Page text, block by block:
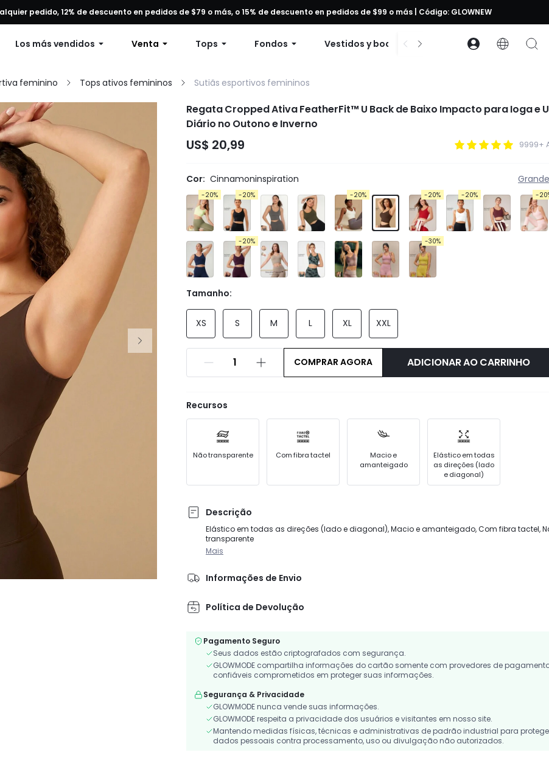
pedido, 12% de descuento en pedidos de $79 o más, o 15% de descuento en pedidos de $99 o más | Código: GLOWNEW
Envío gratuito en pedidos superiores a 49 dólares.
Los más vendidos Venta Tops Fondos Vestidos y bodies Accesorios
feminino Tops ativos femininos Sutiãs esportivos femininos
Regata Cropped Ativa FeatherFit™ U Back de Baixo Impacto para Ioga e
Diário no Outono e Inverno
US$ 20,99 9999+
Cor: Cinnamoninspiration
-20% -20% -20% -20% -20% -
-20% -30%
Tamanho:
XS S M L XL XXL
COMPRAR AGORA ADICIONAR AO CARRINHO
Recursos
Não transparente Com fibra tactel
Macio e
amanteigado
Elástico em todas
as direções (lado
e diagonal)
Descrição
Elástico em todas as direções (lado e diagonal), Macio e amanteigado, Com fibra tactel,
transparente
Mais
Informações de Envio
Política de Devolução
Pagamento Seguro
Seus dados estão criptografados com segurança.
GLOWMODE compartilha informações do cartão somente com provedores de
confiáveis comprometidos em proteger suas informações.
Segurança & Privacidade
GLOWMODE nunca vende suas informações.
GLOWMODE respeita a privacidade dos usuários e visitantes em nosso site.
Mantendo medidas físicas, técnicas e administrativas de padrão industrial para
dados pessoais contra processamento, uso ou divulgação não autorizados.